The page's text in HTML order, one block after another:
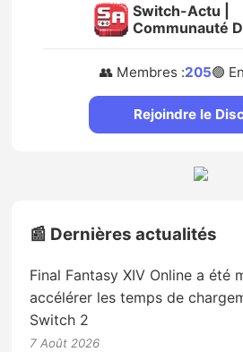
Switch-Actu |
Communauté
👥 Membres :205🟢
Rejoindre le
📰 Dernières actualités
Final Fantasy XIV Online a été
accélérer les temps de
Switch 2
7 Août 2026